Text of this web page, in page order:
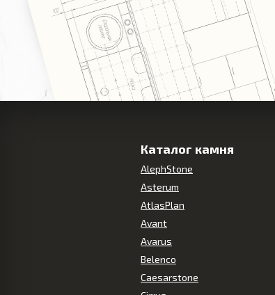
Каталог камня
AlephStone
Asterum
AtlasPlan
Avant
Avarus
Belenco
Caesarstone